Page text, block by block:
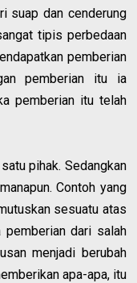
suap dan cenderung
tipis perbedaan
pemberian
pemberian itu ia
pemberian itu telah
pihak. Sedangkan
Contoh yang
sesuatu atas
pemberian dari salah
menjadi berubah
apa-apa, itu